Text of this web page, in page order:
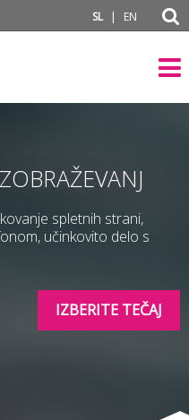
SL | EN
spletnih strani,
učinkovito delo s
IZBERITE TEČAJ